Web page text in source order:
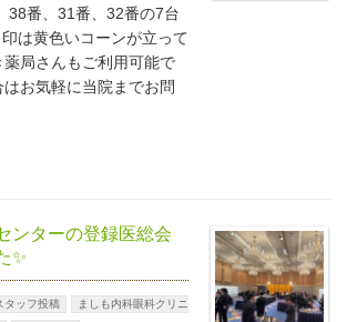
38番、31番、32番の7台
は黄色いコーンが立って
局さんもご利用可能で
お気軽に当院までお問
ンターの登録医総会
✨
タッフ投稿
ましも内科眼科クリニ